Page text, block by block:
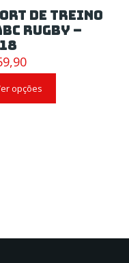
de Treino
Rugby –
opções